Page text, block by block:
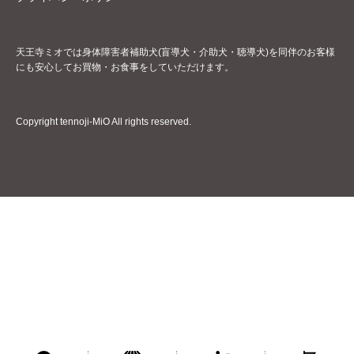
天王寺ミオでは身体障害者補助犬(盲導犬・介助犬・聴導犬)を同伴のお客様
にも安心してお買物・お食事をしていただけます。
Copyright tennoji-MiO All rights reserved.